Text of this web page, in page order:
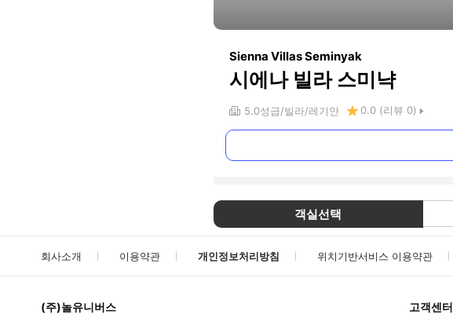
Sienna Villas Seminyak
시에나 빌라 스미냑
5.0성급 빌라 레기안 0.0 (리뷰 0)
객실선택
회사소개 이용약관 개인정보처리방침 위치기반서비스 이용약관
(주)놀유니버스 고객센터